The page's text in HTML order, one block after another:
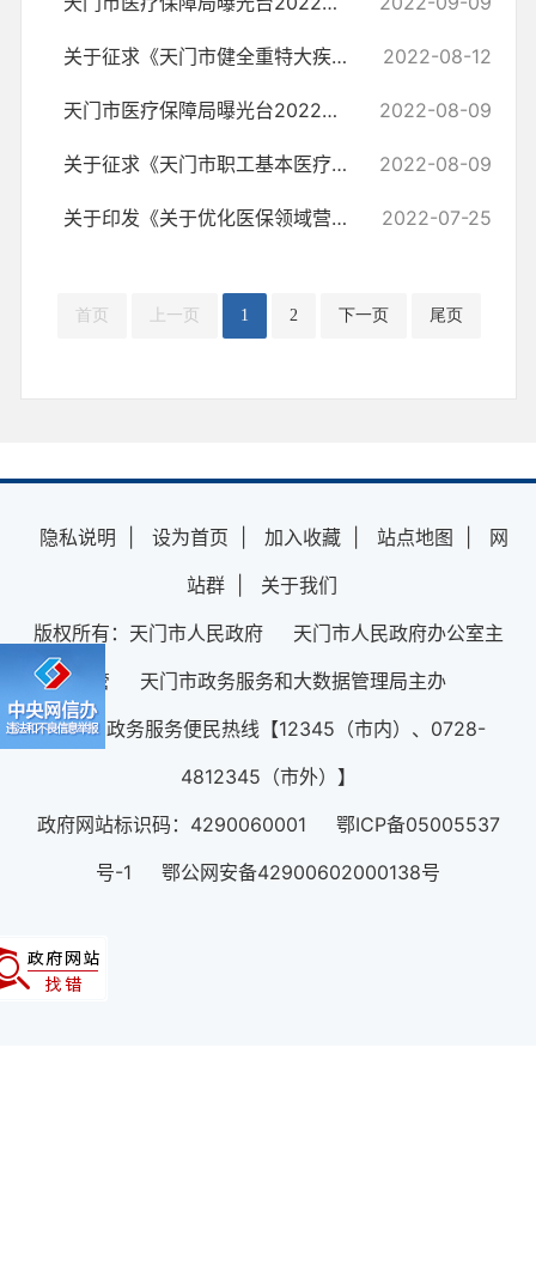
关于征求《天门市健全重特大疾病医疗保险和救助制度实施细则（征求意见... 2022-08-12
天门市医疗保障局曝光台2022年第一期曝光典型案件 2022-08-09
关于征求《天门市职工基本医疗保险 门诊共济保障实施细则（征求意见稿）... 2022-08-09
关于印发《关于优化医保领域营商环境和便民服务的若干措施》的通知 2022-07-25
首页 上一页 1 2 下一页 尾页
隐私说明 设为首页 加入收藏 站点地图
网
站群
关于我们
版权所有：天门市人民政府 天门市人民政府办公室主
管 天门市政务服务和大数据管理局主办
12345政务服务便民热线【12345（市内）、0728-
4812345（市外）】
政府网站标识码：4290060001 鄂ICP备05005537
号-1 鄂公网安备42900602000138号